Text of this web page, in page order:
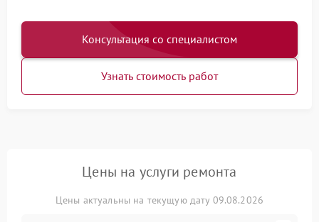
Консультация со специалистом
Узнать стоимость работ
Цены на услуги ремонта
Цены актуальны на текущую дату 09.08.2026